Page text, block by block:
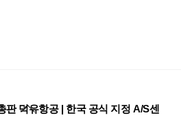
Back
판 덕유항공 | 한국 공식 지정 A/S센